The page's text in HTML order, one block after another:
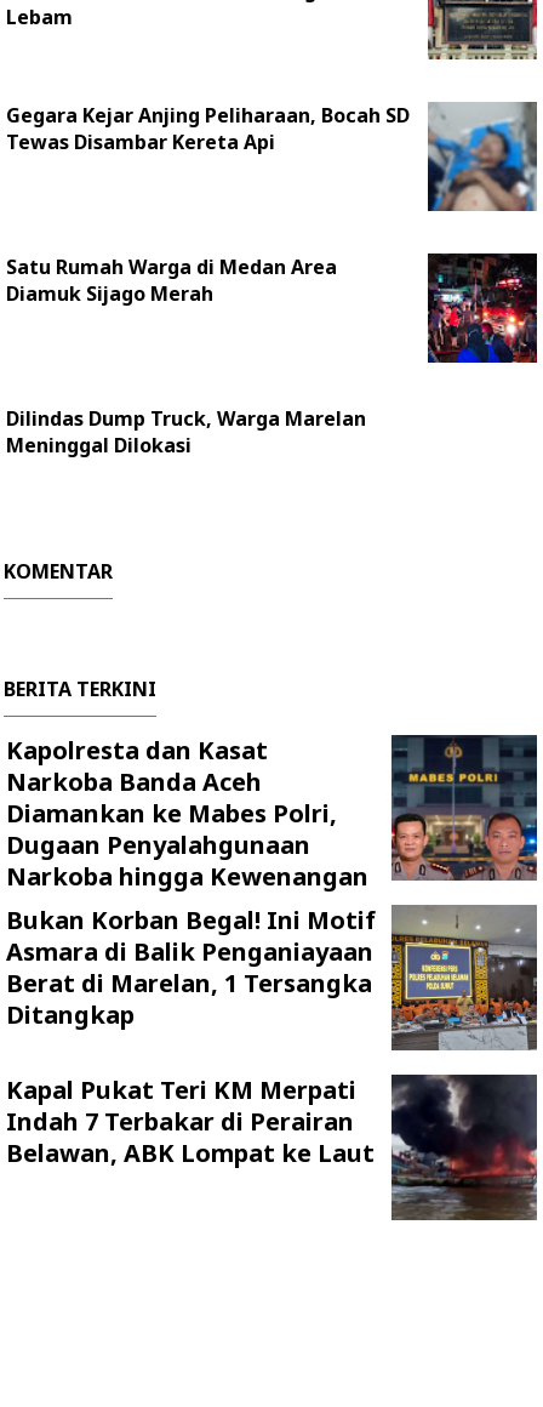
Lebam
Gegara Kejar Anjing Peliharaan, Bocah SD
Tewas Disambar Kereta Api
Satu Rumah Warga di Medan Area
Diamuk Sijago Merah
Dilindas Dump Truck, Warga Marelan
Meninggal Dilokasi
KOMENTAR
BERITA TERKINI
Kapolresta dan Kasat
Narkoba Banda Aceh
Diamankan ke Mabes Polri,
Dugaan Penyalahgunaan
Narkoba hingga Kewenangan
Bukan Korban Begal! Ini Motif
Asmara di Balik Penganiayaan
Berat di Marelan, 1 Tersangka
Ditangkap
Kapal Pukat Teri KM Merpati
Indah 7 Terbakar di Perairan
Belawan, ABK Lompat ke Laut